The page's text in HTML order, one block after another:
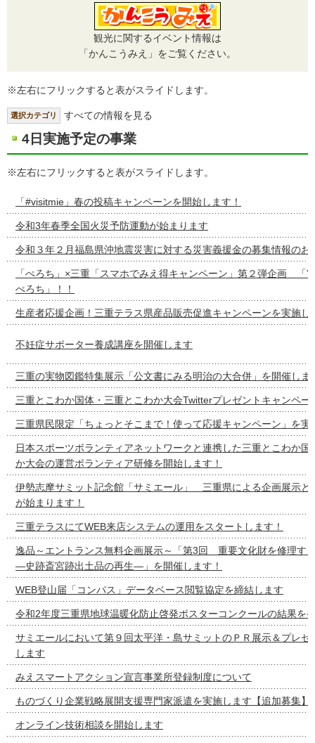
観光に関するイベント情報は
「かんこうみえ」をご覧ください。
※左右にフリックすると表がスライドします。
選択カテゴリ すべての情報を見る
4日実施予定の事業
※左右にフリックすると表がスライドします。
「#visitmie」春の投稿キャンペーンを開始します！
令和3年春季全国火災予防運動が始まります
令和３年２月福島県沖地震災害に対する災害義援金の募集情報のお
「ぺろち」×三重「スマホでみえ得キャンペーン」第２弾企画 「”
ぺろち」！！
生産者応援企画！三重テラス県産品販売促進キャンペーンを実施し
不妊症サポーター養成講座を開催します
三重の実物図鑑特集展示「公文書にみる明治の大合併」を開催しま
三重とこわか国体・三重とこわか大会Twitterプレゼントキャンペー
三重県民限定「ちょっとそこまで！使って応援キャンペーン」を実
日本スポーツボランティアネットワークと連携した三重とこわか国
か大会の運営ボランティア研修を開始します！
伊勢志摩サミット記念館「サミエール」 三重県による企画展示と
が始まります！
三重テラスにてWEB来店システムの運用をスタートします！
逸品～エントランス無料企画展示～「第3回 重要文化財を修理す
―史跡斎宮跡出土品の再生―」を開催します！
WEB登山届「コンパス」データベース閲覧協定を締結します
令和2年度三重県地球温暖化防止啓発ポスターコンクールの結果を
サミエールにおいて第９回太平洋・島サミットのＰＲ展示＆プレゼ
します
みえスマートアクション宣言事業所登録制度について
ものづくり企業戦略展開支援専門家派遣を実施します【追加募集】
オンライン技術相談を開始します